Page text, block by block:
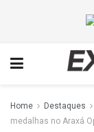
Home Destaques
medalhas no Araxá